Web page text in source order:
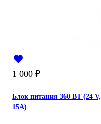
1 000 ₽
Блок питания 360 BТ (24 V,
15A)